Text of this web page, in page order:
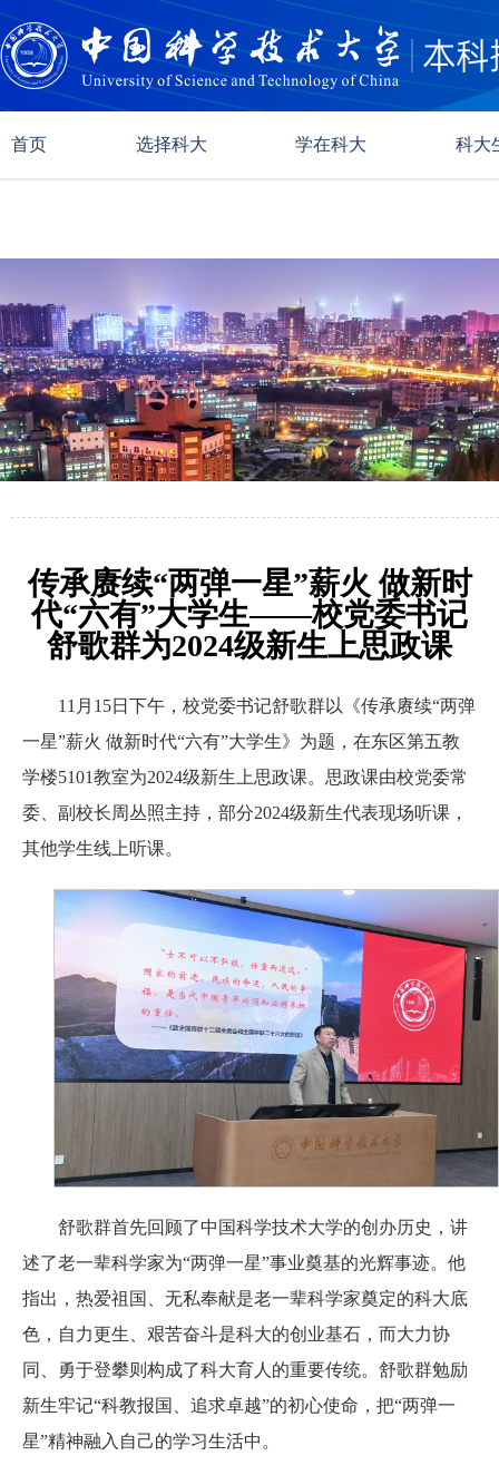
首页 选择科大 学在科大 科大
传承赓续“两弹一星”薪火 做新时
代“六有”大学生——校党委书记
舒歌群为2024级新生上思政课
11月15日下午，校党委书记舒歌群以《传承赓续“两弹
一星”薪火 做新时代“六有”大学生》为题，在东区第五教
学楼5101教室为2024级新生上思政课。思政课由校党委常
委、副校长周丛照主持，部分2024级新生代表现场听课，
其他学生线上听课。
舒歌群首先回顾了中国科学技术大学的创办历史，讲
述了老一辈科学家为“两弹一星”事业奠基的光辉事迹。他
指出，热爱祖国、无私奉献是老一辈科学家奠定的科大底
色，自力更生、艰苦奋斗是科大的创业基石，而大力协
同、勇于登攀则构成了科大育人的重要传统。舒歌群勉励
新生牢记“科教报国、追求卓越”的初心使命，把“两弹一
星”精神融入自己的学习生活中。